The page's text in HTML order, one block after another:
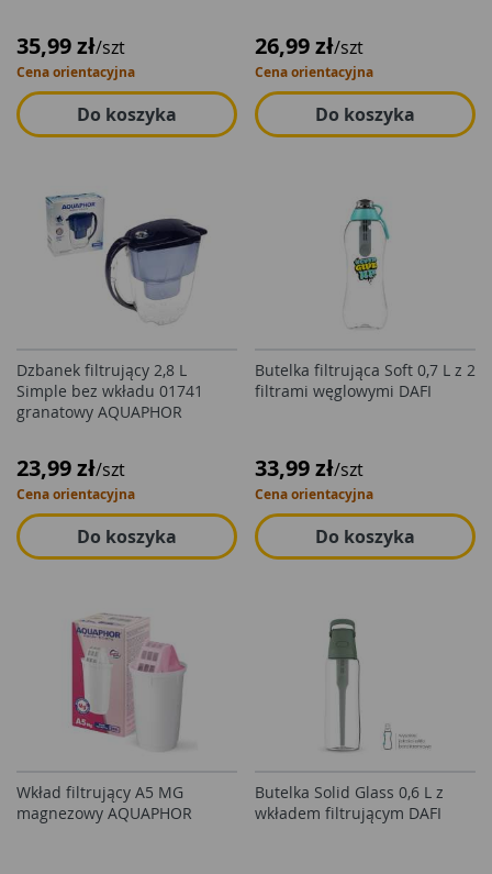
35,99 zł/szt
Cena orientacyjna
Do koszyka
26,99 zł/szt
Cena orientacyjna
Do koszyka
Dzbanek filtrujący 2,8 L
Simple bez wkładu 01741
granatowy AQUAPHOR
23,99 zł/szt
Cena orientacyjna
Do koszyka
Butelka filtrująca Soft 0,7 L z 2
filtrami węglowymi DAFI
33,99 zł/szt
Cena orientacyjna
Do koszyka
Wkład filtrujący A5 MG
magnezowy AQUAPHOR
Butelka Solid Glass 0,6 L z
wkładem filtrującym DAFI